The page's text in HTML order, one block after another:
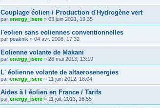
Couplage éolien / Production d'Hydrogène vert
par energy_isere » 03 juin 2021, 19:35
l'eolien sans eoliennes conventionnelles
par peaknik » 04 avr. 2008, 17:32
Eolienne volante de Makani
par energy_isere » 28 mai 2013, 13:19
L' éolienne volante de altaerosenergies
par energy_isere » 11 juin 2012, 18:04
Aides à l éolien en France / Tarifs
par energy_isere » 11 juil. 2013, 16:55